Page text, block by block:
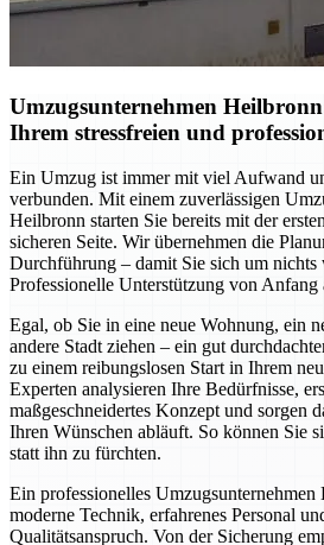
Umzugsunternehmen
Ihrem stressfreien und
Ein Umzug ist immer mit viel Aufwand
verbunden. Mit einem zuverlässigen
Heilbronn starten Sie bereits mit der
sicheren Seite. Wir übernehmen die
Durchführung – damit Sie sich um nichts
Professionelle Unterstützung von Anfang
Egal, ob Sie in eine neue Wohnung, ein
andere Stadt ziehen – ein gut
zu einem reibungslosen Start in Ihrem
Experten analysieren Ihre Bedürfnisse,
maßgeschneidertes Konzept und sorgen
Ihren Wünschen abläuft. So können Sie
statt ihn zu fürchten.
Ein professionelles Umzugsunternehmen
moderne Technik, erfahrenes Personal
Qualitätsanspruch. Von der Sicherung